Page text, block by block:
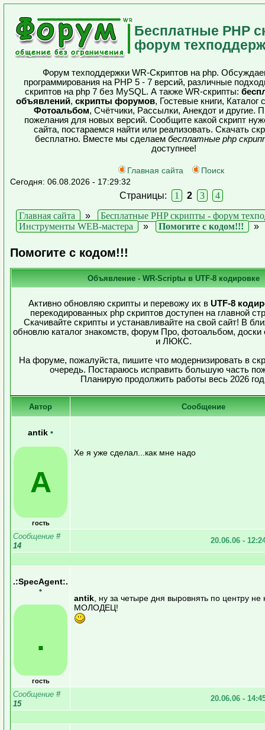
Бесплатные PHP
форум
Форум техподдержки WR-Скриптов на php.
программирования на PHP 5 - 7 версий, различные
скриптов на php 7 без MySQL. А также WR-скрипты:
объявлений, скрипты форумов, Гостевые книги, Каталог
Фотоальбом, Счётчики, Рассылки, Анекдот и другие.
пожелания для новых версий. Сообщите какой скрипт
сайта, постараемся найти или реализовать. Скачать
бесплатно. Вместе мы сделаем бесплатные php
доступнее!
Главная сайта
Поиск
Сегодня: 06.08.2026 - 17:29:32
Страницы: 1 2 3
4
Главная сайта
»
Бесплатные PHP скрипты - форум
Инструменты WEB-мастера
» Помогите с кодом!!!
Помогите с кодом!!!
Объявление - WR-Scriptы в UTF-8 кодировке
Активно обновляю скрипты и перевожу их в UTF-8
перекодированных php скриптов доступен на главной
Скачивайте скрипты и устанавливайте на свой сайт! В
обновлю каталог знакомств, форум Про, фотоальбом, доски
и ЛЮКС.
На форуме, пожалуйста, пишите что модернизировать в
очередь. Постараюсь исправить большую часть
Планирую продолжить работы весь 2026
Автор Сообщение
antik •
A
гость
Хе я уже сделал...как мне надо
Сообщение #
14
20.06.06 -
.:SpecAgent:.
•
.
гость
antik , ну за четыре дня выровнять по центру
МОЛОДЕЦ!
Сообщение #
15
20.06.06 -